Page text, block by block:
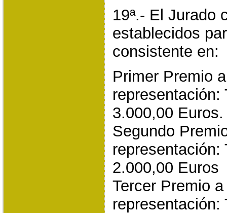
19ª.- El Jurado
establecidos
consistente en:
Primer Premio
representación:
3.000,00 Euros.
Segundo
representación:
2.000,00 Euros
Tercer Premio
representación: